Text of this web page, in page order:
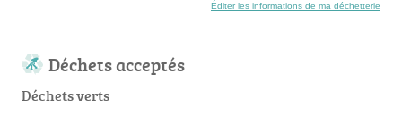
Éditer les informations de ma déchetterie
Déchets acceptés
Déchets verts